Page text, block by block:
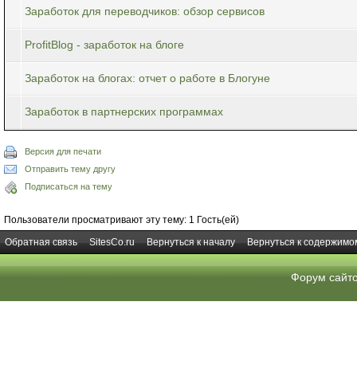
Заработок для переводчиков: обзор сервисов
ProfitBlog - заработок на блоге
Заработок на блогах: отчет о работе в Блогуне
Заработок в партнерских программах
Версия для печати
Отправить тему другу
Подписаться на тему
Пользователи просматривают эту тему: 1 Гость(ей)
Обратная связь
SitesCo.ru Вернуться к началу Вернуться к
Форум